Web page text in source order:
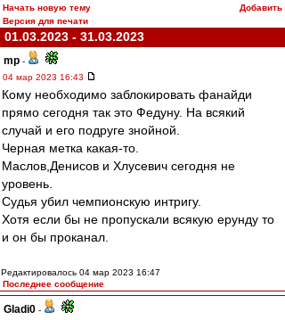
Начать новую тему
Добавить
Версия для печати
01.03.2023 - 31.03.2023
mp -
04 мар 2023 16:43
Кому необходимо заблокировать фанайди
прямо сегодня так это Федуну. На всякий
случай и его подруге знойной.
Черная метка какая-то.
Маслов,Денисов и Хлусевич сегодня не
уровень.
Судья убил чемпионскую интригу.
Хотя если бы не пропускали всякую ерунду то
и он бы проканал.
Редактировалось 04 мар 2023 16:47
Последнее сообщение
Gladi0 -